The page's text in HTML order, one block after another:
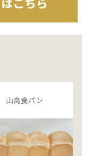
山高食パン